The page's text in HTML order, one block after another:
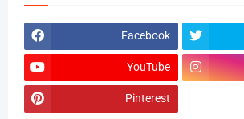
Facebook
YouTube
Pinterest